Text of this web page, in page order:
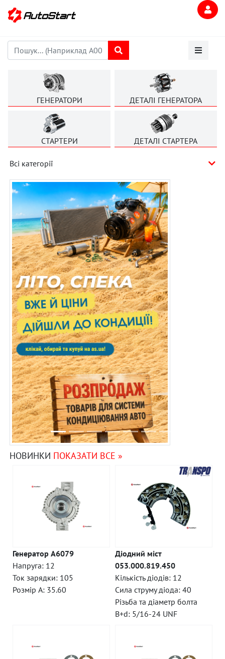
ГЕНЕРАТОРИ ДЕТАЛІ ГЕНЕРАТОРА
СТАРТЕРИ ДЕТАЛІ СТАРТЕРА
Всі категорії
НОВИНКИ ПОКАЗАТИ ВСЕ »
Генератор A6079
Напруга: 12
Ток зарядки: 105
Розмір A: 35.60
Діодний міст
053.000.819.450
Кількість діодів: 12
Сила струму діода: 40
Різьба та діаметр болта
B+d: 5/16-24 UNF